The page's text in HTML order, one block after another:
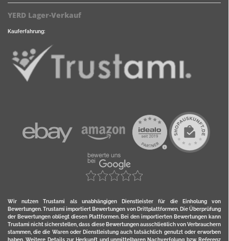
YERD Lager-Verkauf
Kauferfahrung:
Wir nutzen Trustami als unabhängigen Dienstleister für die Einholung von
Bewertungen. Trustami importiert Bewertungen von Drittplattformen. Die Überprüfung
der Bewertungen obliegt diesen Plattformen. Bei den importierten Bewertungen kann
Trustami nicht sicherstellen, dass diese Bewertungen ausschließlich von Verbrauchern
stammen, die die Waren oder Dienstleistung auch tatsächlich genutzt oder erworben
haben. Weitere Details zur Herkunft und unmittelbaren Nachverfolung bzw. Referenz